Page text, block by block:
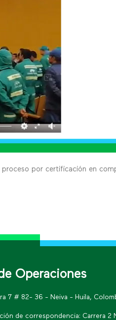
por certificación en
Operaciones
7 # 82- 36 - Neiva - Huila,
de correspondencia: Carrera 2